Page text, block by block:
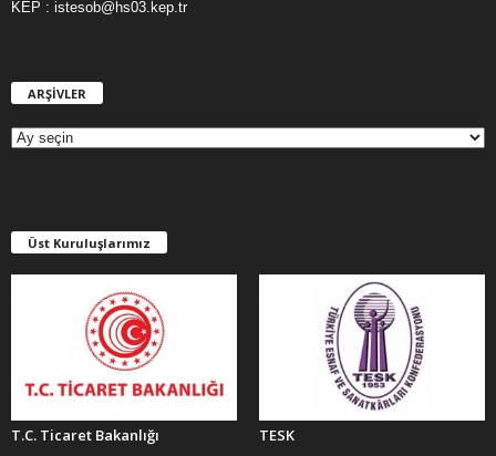
KEP : istesob@hs03.kep.tr
ARŞİVLER
E
R
Üst Kuruluşlarımız
T.C. Ticaret Bakanlığı TESK